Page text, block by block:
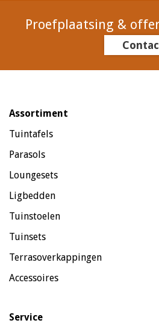
Proefplaatsing &
Assortiment
Tuintafels
Parasols
Loungesets
Ligbedden
Tuinstoelen
Tuinsets
Terrasoverkappingen
Accessoires
Service